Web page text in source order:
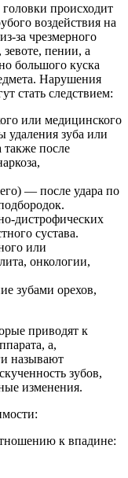
происходит
воздействия на
за чрезмерного
пении, а
большого куска
Нарушения
стать следствием:
или медицинского
удаления зуба или
также после
— после удара по
дистрофических
сустава.
или
онкологии,
зубами орехов,
приводят к
а,
называют
зубов,
изменения.
к впадине: